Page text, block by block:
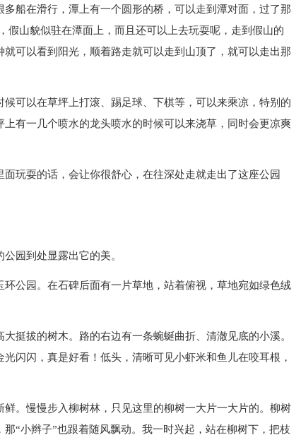
船在滑行，潭上有一个圆形的桥，可以走到潭对面，过了那
假山貌似驻在潭面上，而且还可以上去玩耍呢，走到假山的
可以看到阳光，顺着路走就可以走到山顶了，就可以走出那
可以在草坪上打滚、踢足球、下棋等，可以来乘凉，特别的
有一几个喷水的龙头喷水的时候可以来浇草，同时会更凉爽
玩耍的话，会让你很舒心，在往深处走就走出了这座公园
园到处显露出它的美。
公园。在石碑后面有一片草地，站着俯视，草地宛如绿色绒
挺拔的树木。路的右边有一条蜿蜒曲折、清澈见底的小溪。
闪闪，真是好看！低头，清晰可见小虾米和鱼儿在咬耳根，
。慢慢步入柳树林，只见这里的柳树一大片一大片的。柳树
“小辫子”也跟着随风飘动。我一时兴起，站在柳树下，把枝